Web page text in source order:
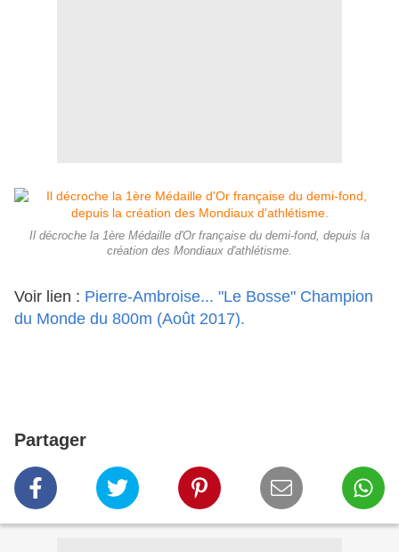
Il décroche la 1ère Médaille d'Or française du demi-fond, depuis la
création des Mondiaux d'athlétisme.
Voir lien : Pierre-Ambroise... "Le Bosse" Champion
du Monde du 800m (Août 2017).
Partager